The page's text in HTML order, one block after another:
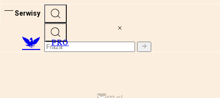
Serwisy
PRO